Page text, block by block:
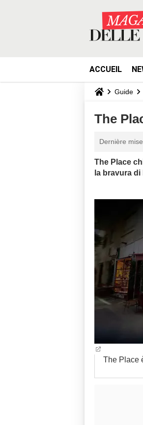
ACCUEIL
Guide
The
Dernière
The Place
la bravura
The Place